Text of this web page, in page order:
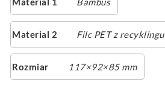
Material 2 Filc PET z recyklingu
Rozmiar 117×92×85 mm